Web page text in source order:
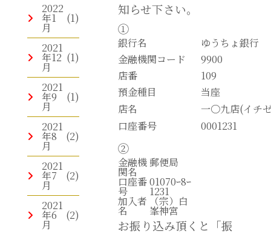
2022
年1
月
(1)
2021
年12
月
(1)
2021
年9
月
(1)
2021
年8
月
(2)
2021
年7
月
(2)
2021
年6
月
(2)
知らせ下さい。
①
銀行名
ゆうちょ銀行
金融機関コード
9900
店番
109
預金種目
当座
店名
一〇九店(イチ
口座番号
0001231
②
金融機
関名
郵便局
口座番
号
01070ｰ8ｰ
1231
加入者
名
（宗）白
峯神宮
お振り込み頂くと「振